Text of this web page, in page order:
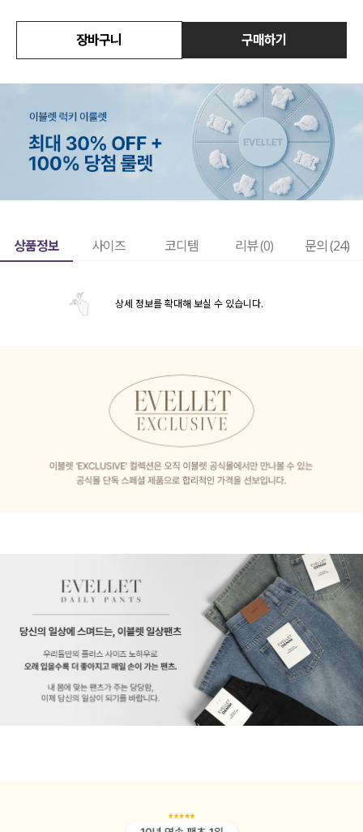
장바구니 구매하기
상품정보 사이즈 코디템 리뷰 (0) 문의 (24)
상세 정보를 확대해 보실 수 있습니다.